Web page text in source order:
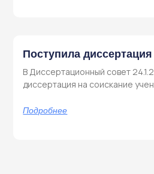
Поступила
В Диссертационный совет
диссертация на соискание
Подробнее